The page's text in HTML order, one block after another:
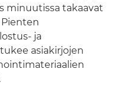
minuutissa takaavat
ja
asiakirjojen